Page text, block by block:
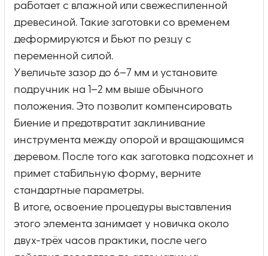
работает с влажной или свежеспиленной
древесиной. Такие заготовки со временем
деформируются и бьют по резцу с
переменной силой.
Увеличьте зазор до 6–7 мм и установите
подручник на 1–2 мм выше обычного
положения. Это позволит компенсировать
биение и предотвратит заклинивание
инструмента между опорой и вращающимся
деревом. После того как заготовка подсохнет и
примет стабильную форму, верните
стандартные параметры.
В итоге, освоение процедуры выставления
этого элемента занимает у новичка около
двух-трёх часов практики, после чего